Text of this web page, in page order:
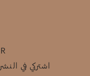
اشتركي في